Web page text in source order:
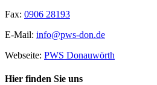
Fax: 0906 28193
E-Mail: info@pws-don.de
Webseite: PWS Donauwörth
Hier finden Sie uns